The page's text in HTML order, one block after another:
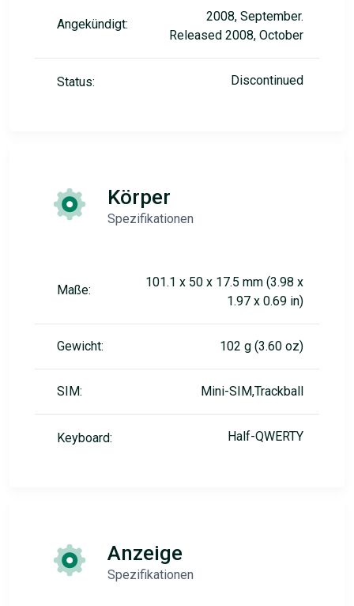
Angekündigt:
2008, September.
Released 2008, October
Status: Discontinued
Körper
Spezifikationen
Maße:
101.1 x 50 x 17.5 mm (3.98 x
1.97 x 0.69 in)
Gewicht: 102 g (3.60 oz)
SIM: Mini-SIM,Trackball
Keyboard: Half-QWERTY
Anzeige
Spezifikationen